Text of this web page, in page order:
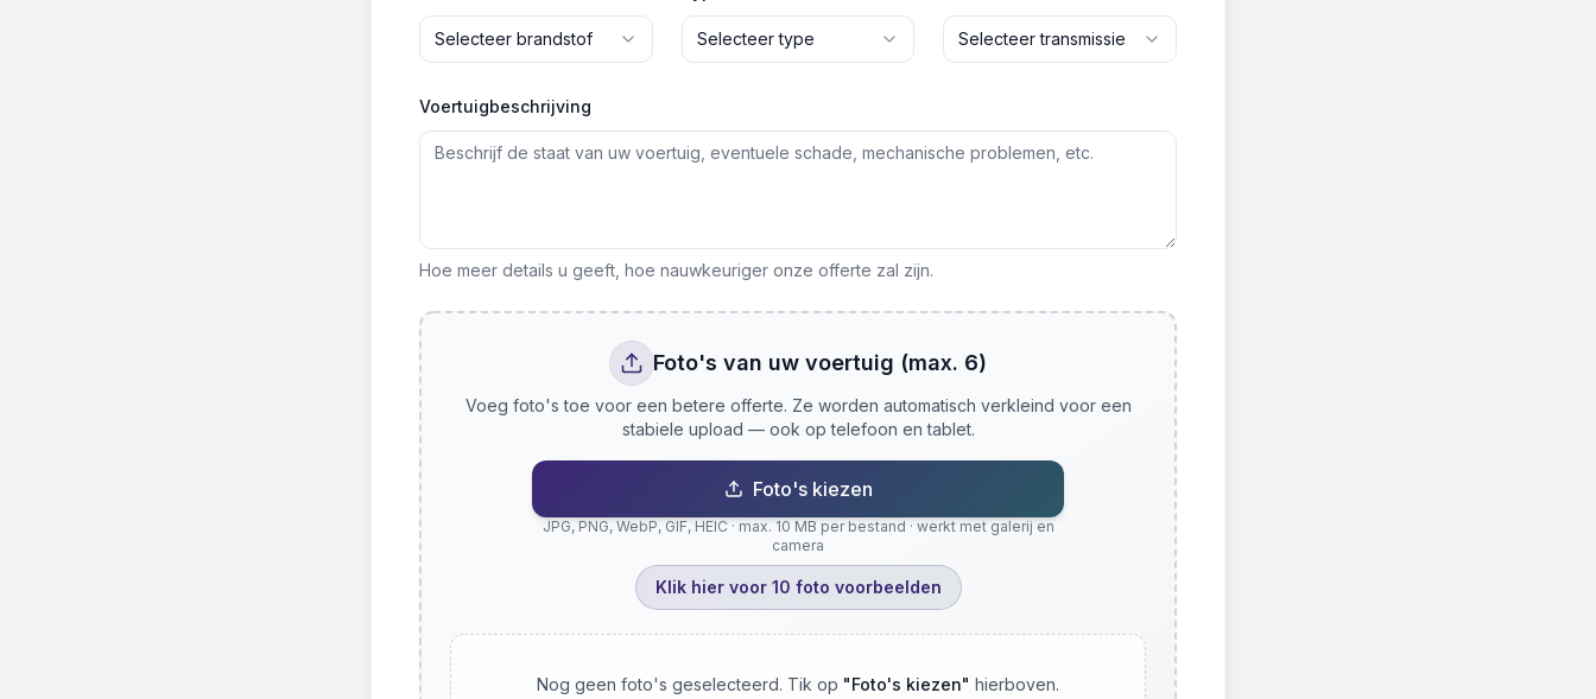
Selecteer brandstof Selecteer type Selecteer transmissie
Voertuigbeschrijving
Hoe meer details u geeft, hoe nauwkeuriger onze offerte zal zijn.
Foto's van uw voertuig (max. 6)
Voeg foto's toe voor een betere offerte. Ze worden automatisch verkleind voor een
stabiele upload — ook op telefoon en tablet.
Foto's kiezen
JPG, PNG, WebP, GIF, HEIC · max. 10 MB per bestand · werkt met galerij en
camera
Klik hier voor 10 foto voorbeelden
Nog geen foto's geselecteerd. Tik op "Foto's kiezen" hierboven.